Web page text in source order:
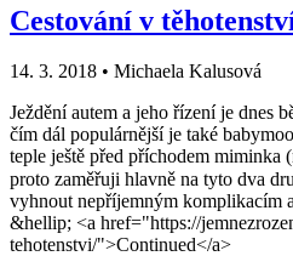
Cestování v
14. 3. 2018 • Michaela Kalusová
Ježdění autem a jeho řízení je dnes
čím dál populárnější je také
teple ještě před příchodem miminka
proto zaměřuji hlavně na tyto dva
vyhnout nepříjemným komplikacím
&hellip; <a href="https://
tehotenstvi/">Continued</a>